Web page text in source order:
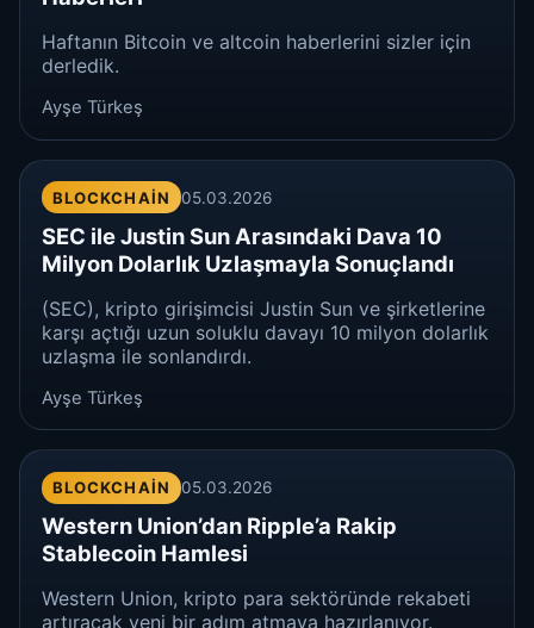
Haftanın Bitcoin ve altcoin haberlerini sizler için
derledik.
Ayşe Türkeş
BLOCKCHAIN 05.03.2026
SEC ile Justin Sun Arasındaki Dava 10
Milyon Dolarlık Uzlaşmayla Sonuçlandı
(SEC), kripto girişimcisi Justin Sun ve şirketlerine
karşı açtığı uzun soluklu davayı 10 milyon dolarlık
uzlaşma ile sonlandırdı.
Ayşe Türkeş
BLOCKCHAIN 05.03.2026
Western Union’dan Ripple’a Rakip
Stablecoin Hamlesi
Western Union, kripto para sektöründe rekabeti
artıracak yeni bir adım atmaya hazırlanıyor.